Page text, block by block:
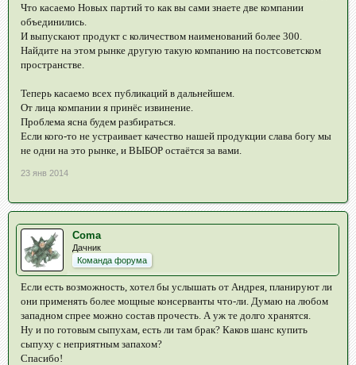
Что касаемо Новых партий то как вы сами знаете две компании
объединились.
И выпускают продукт с количеством наименований более 300.
Найдите на этом рынке другую такую компанию на постсоветском
пространстве.
Теперь касаемо всех публикаций в дальнейшем.
От лица компании я принёс извинение.
Проблема ясна будем разбираться.
Если кого-то не устраивает качество нашей продукции слава богу мы
не одни на это рынке, и ВЫБОР остаётся за вами.
23 янв 2014
Coma
Дачник
Команда форума
Если есть возможность, хотел бы услышать от Андрея, планируют ли
они применять более мощные консерванты что-ли. Думаю на любом
западном спрее можно состав прочесть. А уж те долго хранятся.
Ну и по готовым сыпухам, есть ли там брак? Каков шанс купить
сыпуху с неприятным запахом?
Спасибо!